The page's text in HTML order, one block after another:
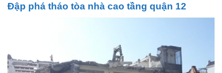
Đập phá tháo tòa nhà cao tầng quận 12